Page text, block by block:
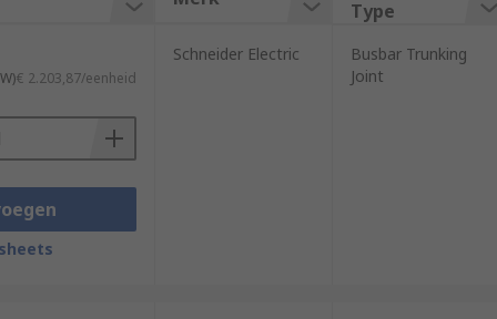
Type
€ 2.203,87/eenheid
Schneider Electric
Busbar Trunking
Joint